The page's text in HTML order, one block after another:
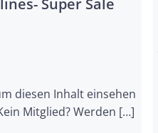
Super Sale
diesen Inhalt einsehen
Mitglied? Werden […]